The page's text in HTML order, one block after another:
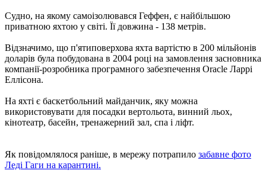
Судно, на якому самоізолювався Геффен, є найбільшою
приватною яхтою у світі. Її довжина - 138 метрів.
Відзначимо, що п'ятиповерхова яхта вартістю в 200 мільйонів
доларів була побудована в 2004 році на замовлення засновника
компанії-розробника програмного забезпечення Oracle Ларрі
Еллісона.
На яхті є баскетбольний майданчик, яку можна
використовувати для посадки вертольота, винний льох,
кінотеатр, басейн, тренажерний зал, спа і ліфт.
Як повідомлялося раніше, в мережу потрапило забавне фото
Леді Гаги на карантині.